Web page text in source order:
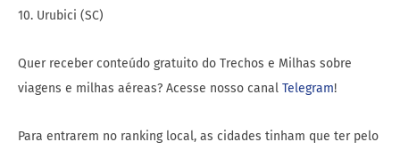
10. Urubici (SC)
Quer receber conteúdo gratuito do Trechos e Milhas sobre
viagens e milhas aéreas? Acesse nosso canal Telegram!
Para entrarem no ranking local, as cidades tinham que ter pelo